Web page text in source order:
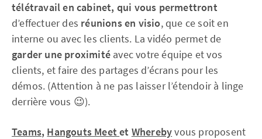
télétravail en cabinet, qui vous permettront
d’effectuer des réunions en visio, que ce soit en
interne ou avec les clients. La vidéo permet de
garder une proximité avec votre équipe et vos
clients, et faire des partages d’écrans pour les
démos. (Attention à ne pas laisser l’étendoir à linge
derrière vous 😉).
Teams, Hangouts Meetet Wherebyvous proposent